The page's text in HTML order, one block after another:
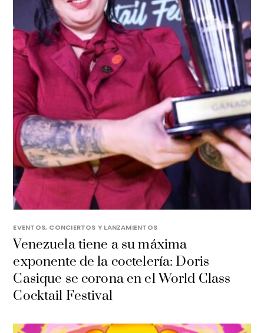
EVENTOS, CONCIERTOS Y LANZAMIENTOS
Venezuela tiene a su máxima
exponente de la coctelería: Doris
Casique se corona en el World Class
Cocktail Festival